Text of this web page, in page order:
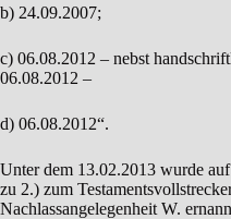
b) 24.09.2007;
c) 06.08.2012 – nebst
06.08.2012 –
d) 06.08.2012“.
Unter dem 13.02.2013 wurde
zu 2.) zum
Nachlassangelegenheit W.